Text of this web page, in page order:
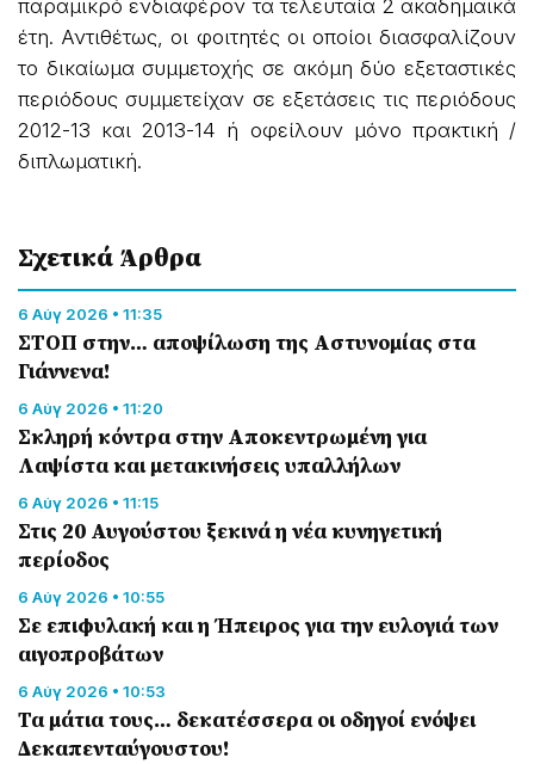
παραμικρό ενδιαφέρον τα τελευταία 2 ακαδημαϊκά
έτη. Αντιθέτως, οι φοιτητές οι οποίοι διασφαλίζουν
το δικαίωμα συμμετοχής σε ακόμη δύο εξεταστικές
περιόδους συμμετείχαν σε εξετάσεις τις περιόδους
2012-13 και 2013-14 ή οφείλουν μόνο πρακτική /
διπλωματική.
Σχετικά Άρθρα
6 Αύγ 2026 • 11:35
ΣΤΟΠ στην… αποψίλωση της Αστυνομίας στα
Γιάννενα!
6 Αύγ 2026 • 11:20
Σκληρή κόντρα στην Αποκεντρωμένη για
Λαψίστα και μετακινήσεις υπαλλήλων
6 Αύγ 2026 • 11:15
Στις 20 Αυγούστου ξεκινά η νέα κυνηγετική
περίοδος
6 Αύγ 2026 • 10:55
Σε επιφυλακή και η Ήπειρος για την ευλογιά των
αιγοπροβάτων
6 Αύγ 2026 • 10:53
Τα μάτια τους… δεκατέσσερα οι οδηγοί ενόψει
Δεκαπενταύγουστου!